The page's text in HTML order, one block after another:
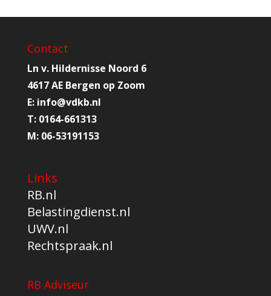
Contact
Ln v. Hildernisse Noord 6
4617 AE Bergen op Zoom
E: info@vdkb.nl
T: 0164-661313
M: 06-53191153
Links
RB.nl
Belastingdienst.nl
UWV.nl
Rechtspraak.nl
RB Adviseur